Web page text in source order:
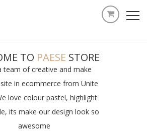
TO PAESE STORE
team of creative and make
in ecommerce from Unite
love colour pastel, highlight
its make our design look so
awesome